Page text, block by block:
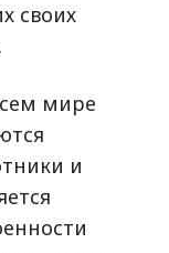
своих
мире
и